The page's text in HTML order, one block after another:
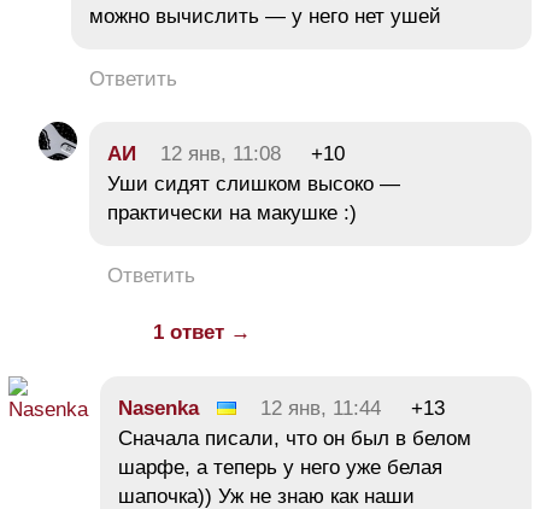
можно вычислить — у него нет ушей
Ответить
АИ 12 янв, 11:08
+10
Уши сидят слишком высоко —
практически на макушке :)
Ответить
1 ответ →
Nasenka 12 янв, 11:44
+13
Сначала писали, что он был в белом
шарфе, а теперь у него уже белая
шапочка)) Уж не знаю как наши